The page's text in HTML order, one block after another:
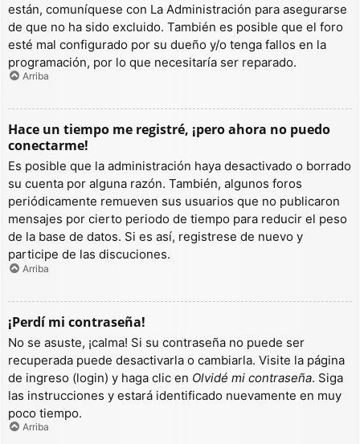
están, comuníquese con La Administración para asegurarse
de que no ha sido excluido. También es posible que el foro
esté mal configurado por su dueño y/o tenga fallos en la
programación, por lo que necesitaría ser reparado.
Arriba
Hace un tiempo me registré, ¡pero ahora no puedo
conectarme!
Es posible que la administración haya desactivado o borrado
su cuenta por alguna razón. También, algunos foros
periódicamente remueven sus usuarios que no publicaron
mensajes por cierto periodo de tiempo para reducir el peso
de la base de datos. Si es así, registrese de nuevo y
participe de las discuciones.
Arriba
¡Perdí mi contraseña!
No se asuste, ¡calma! Si su contraseña no puede ser
recuperada puede desactivarla o cambiarla. Visite la página
de ingreso (login) y haga clic en Olvidé mi contraseña. Siga
las instrucciones y estará identificado nuevamente en muy
poco tiempo.
Arriba